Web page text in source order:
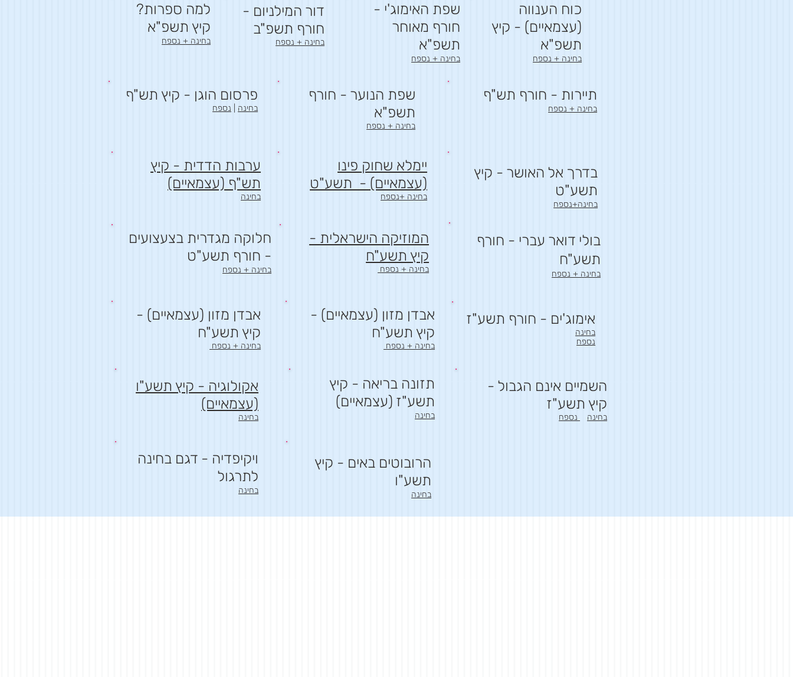
למה ספרות?
קיץ תשפ"א
בחינה + נספח
דור המילניום -
חורף תשפ"ב
בחינה + נספח
שפת האימוג'י -
חורף מאוחר
תשפ"א
בחינה + נספח
כוח הענווה
(עצמאיים) - קיץ
תשפ"א
בחינה + נספח
פרסום הוגן - קיץ תש"ף
בחינה נספח
שפת הנוער - חורף
תשפ"א
בחינה + נספח
ערבות הדדית - קיץ
תש"ף (עצמאיים)
בחינה
יימלא שחוק פינו
(עצמאיים) - תשע"ט
בחינה +נספח
חלוקה מגדרית בצעצועים
- חורף תשע"ט
בחינה + נספח
המוזיקה הישראלית -
קיץ תשע"ח
בחינה + נספח
תיירות - חורף תש"ף
בחינה + נספח
בדרך אל האושר - קיץ
תשע"ט
בחינה+נספח
בולי דואר עברי - חורף
תשע"ח
בחינה + נספח
אבדן מזון (עצמאיים) -
קיץ תשע"ח
בחינה + נספח
אקולוגיה - קיץ תשע"ו
(עצמאיים)
בחינה
אבדן מזון (עצמאיים) -
קיץ תשע"ח
בחינה + נספח
אימוג'ים - חורף תשע"ז
בחינה
נספח
תזונה בריאה - קיץ
תשע"ז (עצמאיים)
בחינה
השמיים אינם הגבול -
קיץ תשע"ז
בחינה נספח
ויקיפדיה - דגם בחינה
לתרגול
בחינה
הרובוטים באים - קיץ
תשע"ו
בחינה